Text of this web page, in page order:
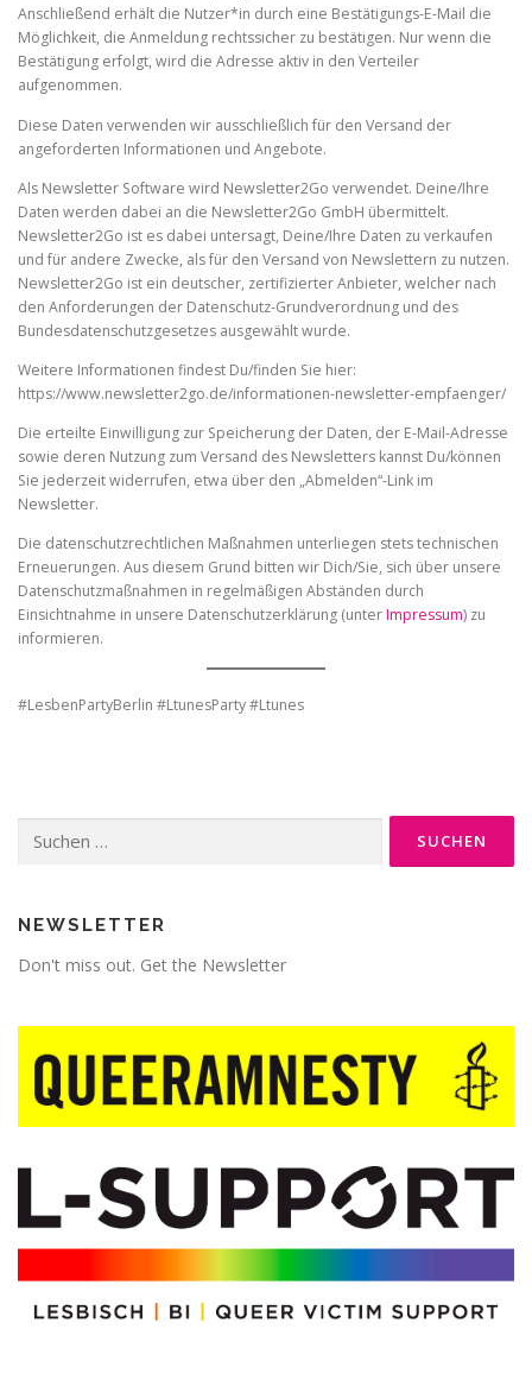
Anschließend erhält die Nutzer*in durch eine Bestätigungs-E-Mail die
Möglichkeit, die Anmeldung rechtssicher zu bestätigen. Nur wenn die
Bestätigung erfolgt, wird die Adresse aktiv in den Verteiler
aufgenommen.
Diese Daten verwenden wir ausschließlich für den Versand der
angeforderten Informationen und Angebote.
Als Newsletter Software wird Newsletter2Go verwendet. Deine/Ihre
Daten werden dabei an die Newsletter2Go GmbH übermittelt.
Newsletter2Go ist es dabei untersagt, Deine/Ihre Daten zu verkaufen
und für andere Zwecke, als für den Versand von Newslettern zu nutzen.
Newsletter2Go ist ein deutscher, zertifizierter Anbieter, welcher nach
den Anforderungen der Datenschutz-Grundverordnung und des
Bundesdatenschutzgesetzes ausgewählt wurde.
Weitere Informationen findest Du/finden Sie hier:
https://www.newsletter2go.de/informationen-newsletter-empfaenger/
Die erteilte Einwilligung zur Speicherung der Daten, der E-Mail-Adresse
sowie deren Nutzung zum Versand des Newsletters kannst Du/können
Sie jederzeit widerrufen, etwa über den „Abmelden“-Link im
Newsletter.
Die datenschutzrechtlichen Maßnahmen unterliegen stets technischen
Erneuerungen. Aus diesem Grund bitten wir Dich/Sie, sich über unsere
Datenschutzmaßnahmen in regelmäßigen Abständen durch
Einsichtnahme in unsere Datenschutzerklärung (unterImpressum) zu
informieren.
#LesbenPartyBerlin #LtunesParty #Ltunes
nach:
NEWSLETTER
Don't miss out. Get the Newsletter